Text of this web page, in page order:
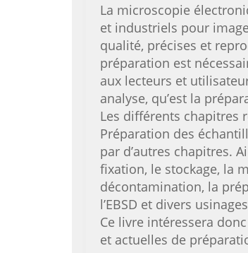
La microscopie
et industriels pour
qualité, précises et
préparation est
aux lecteurs et
analyse, qu’est la
Les différents chapitres
Préparation des
par d’autres chapitres.
fixation, le stockage, la
décontamination, la
l’EBSD et divers
Ce livre intéressera
et actuelles de